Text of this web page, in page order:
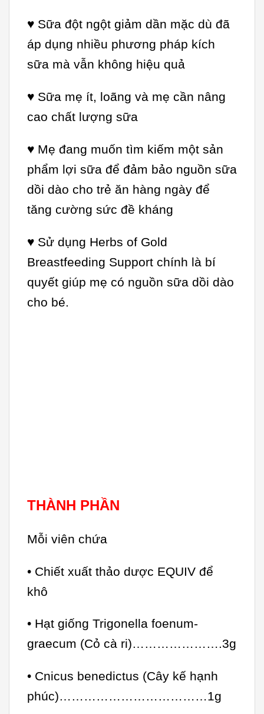
♥ Sữa đột ngột giảm dần mặc dù đã
áp dụng nhiều phương pháp kích
sữa mà vẫn không hiệu quả
♥ Sữa mẹ ít, loãng và mẹ cần nâng
cao chất lượng sữa
♥ Mẹ đang muốn tìm kiếm một sản
phẩm lợi sữa để đảm bảo nguồn sữa
dồi dào cho trẻ ăn hàng ngày để
tăng cường sức đề kháng
♥ Sử dụng Herbs of Gold
Breastfeeding Support chính là bí
quyết giúp mẹ có nguồn sữa dồi dào
cho bé.
THÀNH PHẦN
Mỗi viên chứa
• Chiết xuất thảo dược EQUIV để
khô
• Hạt giống Trigonella foenum-
graecum (Cỏ cà ri)………………….3g
• Cnicus benedictus (Cây kế hạnh
phúc)………………………………1g